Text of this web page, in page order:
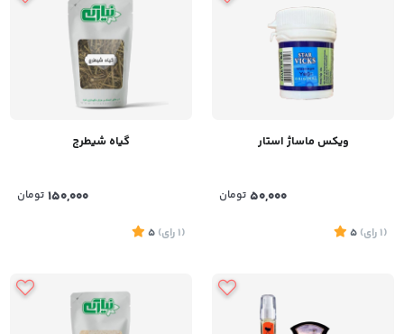
ویکس ماساژ استار
50,000 تومان
(1 رای)
5
گیاه شیطرج
150,000 تومان
(1 رای)
5